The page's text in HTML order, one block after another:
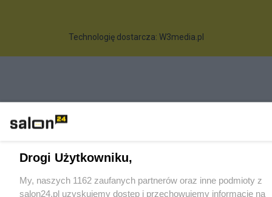
Technologię dostarcza: W3media.pl
Drogi Użytkowniku,
My, naszych 1162 zaufanych partnerów oraz inne podmioty z
salon24.pl uzyskujemy dostęp i przechowujemy informacje na